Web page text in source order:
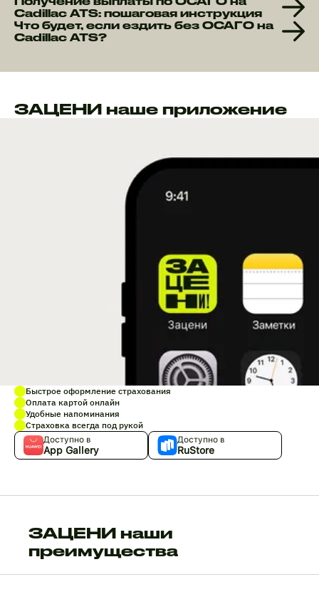
Cadillac ATS: пошаговая инструкция
Что будет, если ездить без ОСАГО на
Cadillac ATS?
ЗАЦЕНИ наше приложение
Быстрое оформление страхования
Оплата картой онлайн
Удобные напоминания
Страховка всегда под рукой
Доступно в
App Gallery
Доступно в
RuStore
ЗАЦЕНИ наши
преимущества